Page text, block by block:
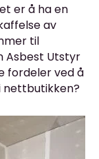
er å ha en
av
til
Asbest Utstyr
fordeler ved å
nettbutikken?